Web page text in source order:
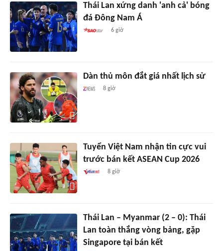
Thái Lan xứng danh 'anh cả' bóng
đá Đông Nam Á
6 giờ
Dàn thủ môn đắt giá nhất lịch sử
8 giờ
Tuyển Việt Nam nhận tin cực vui
trước bán kết ASEAN Cup 2026
8 giờ
Thái Lan – Myanmar (2 – 0): Thái
Lan toàn thắng vòng bảng, gặp
Singapore tại bán kết